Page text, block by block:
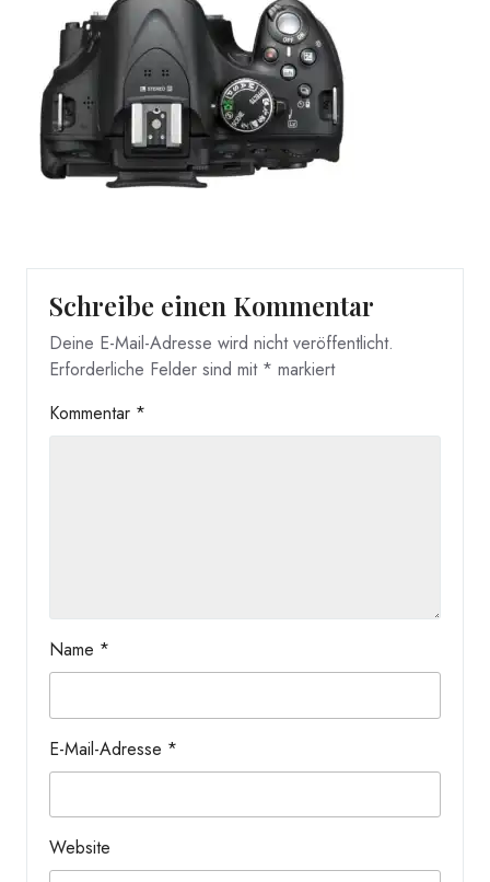
Schreibe einen Kommentar
Deine E-Mail-Adresse wird nicht veröffentlicht.
Erforderliche Felder sind mit * markiert
Kommentar *
Name *
E-Mail-Adresse *
Website